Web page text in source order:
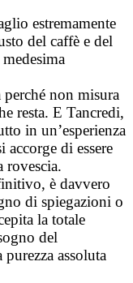
estremamente
del caffè e del
non misura
resta. E Tancredi,
in un’esperienza
accorge di essere
rovescia.
è davvero
di spiegazioni o
la totale
del
assoluta